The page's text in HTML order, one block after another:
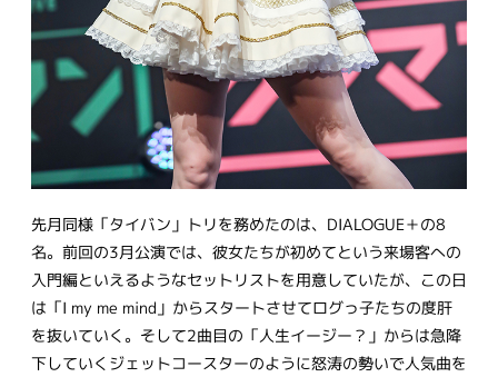
先月同様「タイバン」トリを務めたのは、DIALOGUE＋の8
名。前回の3月公演では、彼女たちが初めてという来場客への
入門編といえるようなセットリストを用意していたが、この日
は「I my me mind」からスタートさせてログっ子たちの度肝
を抜いていく。そして2曲目の「人生イージー？」からは急降
下していくジェットコースターのように怒涛の勢いで人気曲を